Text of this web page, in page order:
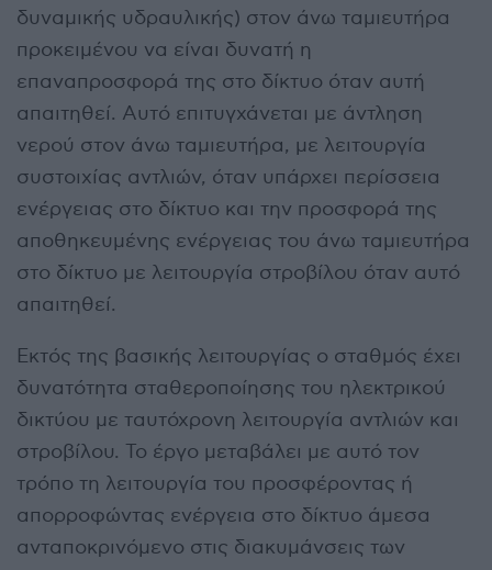
δυναμικής υδραυλικής) στον άνω ταμιευτήρα
προκειμένου να είναι δυνατή η
επαναπροσφορά της στο δίκτυο όταν αυτή
απαιτηθεί. Αυτό επιτυγχάνεται με άντληση
νερού στον άνω ταμιευτήρα, με λειτουργία
συστοιχίας αντλιών, όταν υπάρχει περίσσεια
ενέργειας στο δίκτυο και την προσφορά της
αποθηκευμένης ενέργειας του άνω ταμιευτήρα
στο δίκτυο με λειτουργία στροβίλου όταν αυτό
απαιτηθεί.
Εκτός της βασικής λειτουργίας ο σταθμός έχει
δυνατότητα σταθεροποίησης του ηλεκτρικού
δικτύου με ταυτόχρονη λειτουργία αντλιών και
στροβίλου. Το έργο μεταβάλει με αυτό τον
τρόπο τη λειτουργία του προσφέροντας ή
απορροφώντας ενέργεια στο δίκτυο άμεσα
ανταποκρινόμενο στις διακυμάνσεις των